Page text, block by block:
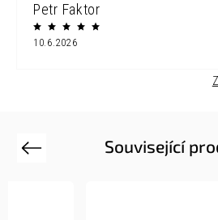
Petr Faktor
10.6.2026
Související
Previous